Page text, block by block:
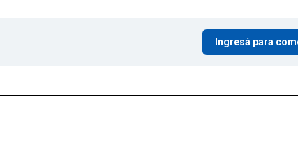
Ingresá para